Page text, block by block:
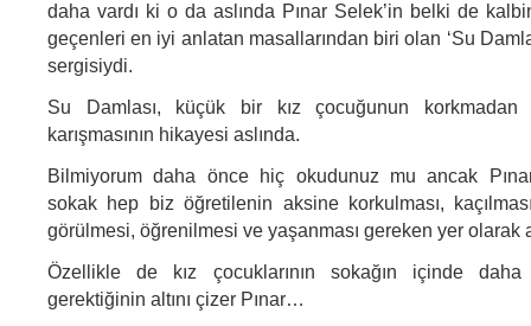
daha vardı ki o da aslında Pınar Selek’in belki de
geçenleri en iyi anlatan masallarından biri olan ‘Su
sergisiydi.
Su Damlası, küçük bir kız çocuğunun korkmadan
karışmasının hikayesi aslında.
Bilmiyorum daha önce hiç okudunuz mu ancak
sokak hep biz öğretilenin aksine korkulması,
görülmesi, öğrenilmesi ve yaşanması gereken yer olarak
Özellikle de kız çocuklarının sokağın içinde
gerektiğinin altını çizer Pınar…